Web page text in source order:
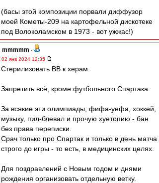
(басы этой композиции порвали диффузор
моей Кометы-209 на картофельной дискотеке
под Волоколамском в 1973 - вот ужжас!)
mmmmm -
02 янв 2024 12:35
Стерилизовать ВВ к херам.
Запретить всё, кроме футбольного Спартака.
За всякие эти олимпиады, фифа-уефа, хоккей,
музыку, пил-блевал и прочую хуетопию - бан
без права переписки.
Срач только про Спартак и только в день матча
строго до игры - то есть, в медицинских целях.
Для поздравлений с Новым годом и днями
рождения организовать отдельную ветку.